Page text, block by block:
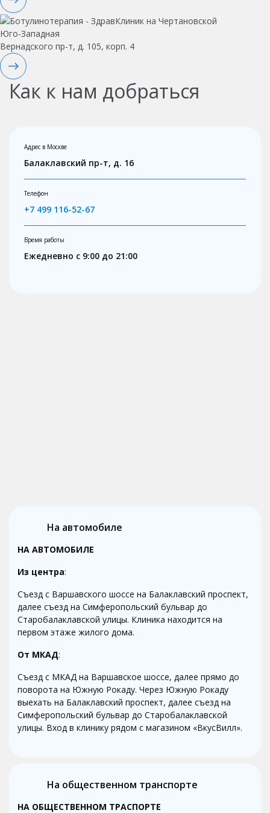
Юго-Западная
Вернадского пр-т, д. 105, корп. 4
Как к нам добраться
Адрес в Москве
Балаклавский пр-т, д. 16
Телефон
+7 499 116-52-67
Время работы
Ежедневно с 9:00 до 21:00
На автомобиле
НА АВТОМОБИЛЕ
Из центра:
Съезд с Варшавского шоссе на Балаклавский проспект,
далее съезд на Симферопольский бульвар до
Старобалаклавской улицы. Клиника находится на
первом этаже жилого дома.
От МКАД:
Съезд с МКАД на Варшавское шоссе, далее прямо до
поворота на Южную Рокаду. Через Южную Рокаду
выехать на Балаклавский проспект, далее съезд на
Симферопольский бульвар до Старобалаклавской
улицы. Вход в клинику рядом с магазином «ВкусВилл».
На общественном транспорте
НА ОБЩЕСТВЕННОМ ТРАСПОРТЕ